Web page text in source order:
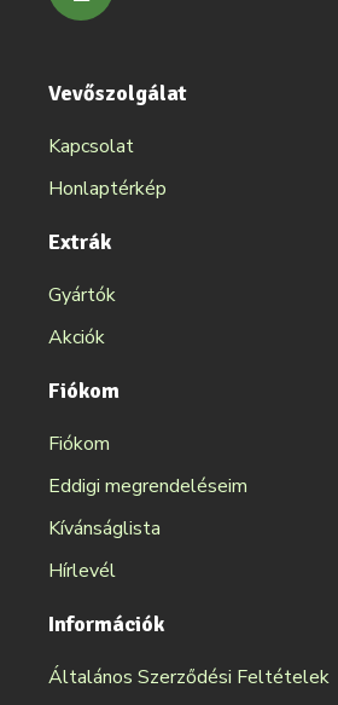
Vevőszolgálat
Kapcsolat
Honlaptérkép
Extrák
Gyártók
Akciók
Fiókom
Fiókom
Eddigi megrendeléseim
Kívánságlista
Hírlevél
Információk
Általános Szerződési Feltételek